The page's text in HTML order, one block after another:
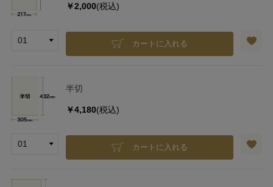
￥2,000(税込)
カートに入れる
半切
￥4,180(税込)
カートに入れる